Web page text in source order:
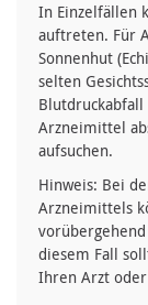
In Einzelfällen
auftreten. Für
Sonnenhut
selten
Blutdruckabfall
Arzneimittel
aufsuchen.
Hinweis: Bei
Arzneimittels
diesem Fall
Ihren Arzt